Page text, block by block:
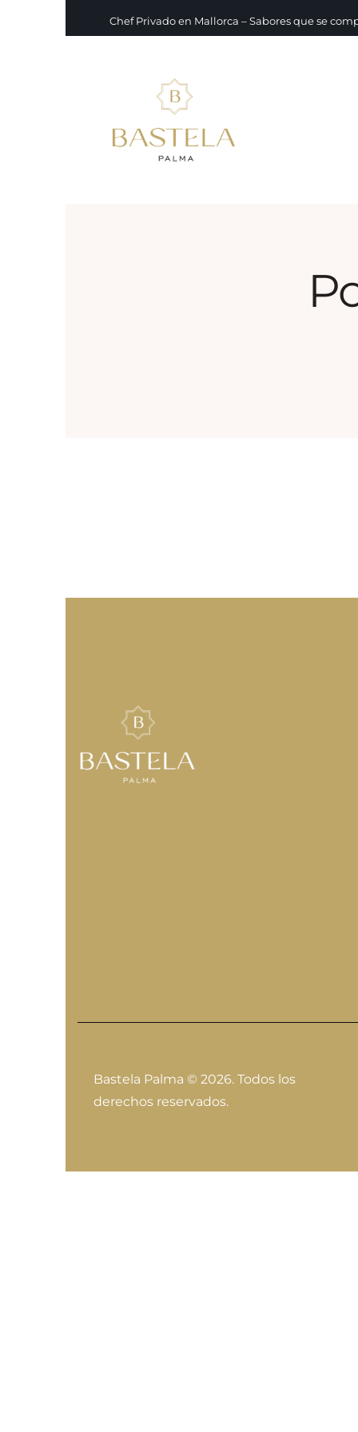
Chef Privado en Mallorca – Sabores que se
Bastela Palma © 2026. Todos los
derechos reservados.